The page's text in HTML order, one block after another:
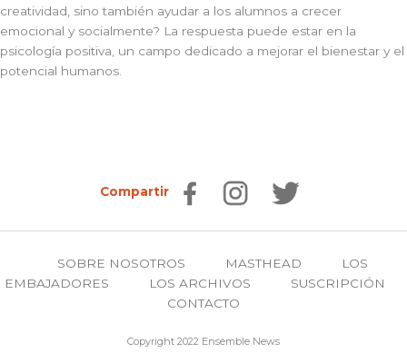
creatividad, sino también ayudar a los alumnos a crecer
emocional y socialmente? La respuesta puede estar en la
psicología positiva, un campo dedicado a mejorar el bienestar y el
potencial humanos.
Compartir
SOBRE NOSOTROS MASTHEAD
LOS
EMBAJADORES
LOS ARCHIVOS
SUSCRIPCIÓN
CONTACTO
Copyright 2022 Ensemble News